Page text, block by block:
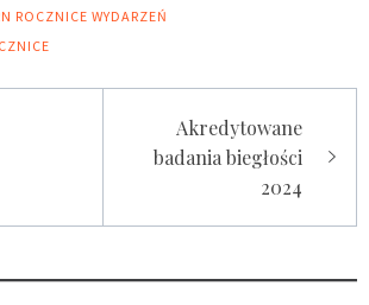
ROCZNICE WYDARZEŃ
Akredytowane
badania biegłości
2024